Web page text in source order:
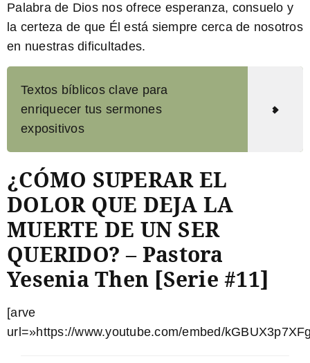
Palabra de Dios nos ofrece esperanza, consuelo y
la certeza de que Él está siempre cerca de nosotros
en nuestras dificultades.
Textos bíblicos clave para
enriquecer tus sermones
expositivos
¿CÓMO SUPERAR EL
DOLOR QUE DEJA LA
MUERTE DE UN SER
QUERIDO? – Pastora
Yesenia Then [Serie #11]
[arve
url=»https://www.youtube.com/embed/